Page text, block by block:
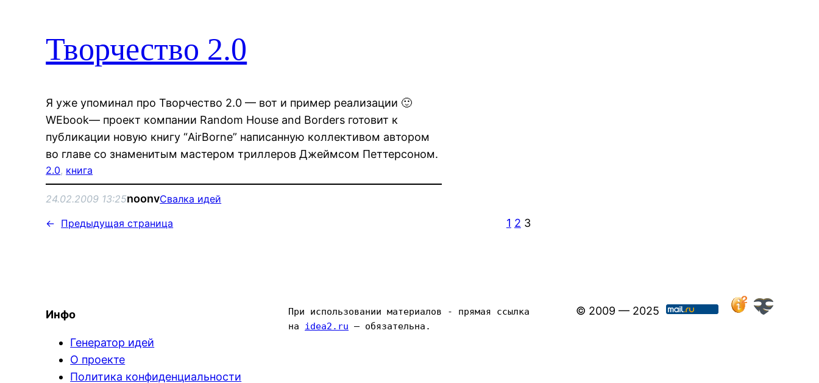
Творчество 2.0
Я уже упоминал про Творчество 2.0 — вот и пример реализации 🙂
WEbook— проект компании Random House and Borders готовит к
публикации новую книгу “AirBorne” написанную коллективом автором
во главе со знаменитым мастером триллеров Джеймсом Петтерсоном.
2.0, книга
24.02.2009 13:25noonvСвалка идей
← Предыдущая страница 1 2 3
Инфо
Генератор идей
О проекте
Политика конфиденциальности
При использовании материалов - прямая ссылка
на idea2.ru — обязательна.
© 2009 — 2025